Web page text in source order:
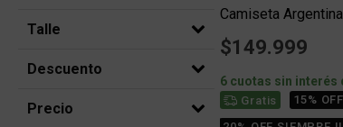
Talle
Descuento
Precio
Camiseta
$149.999
6 cuotas sin interés
Gratis
15%